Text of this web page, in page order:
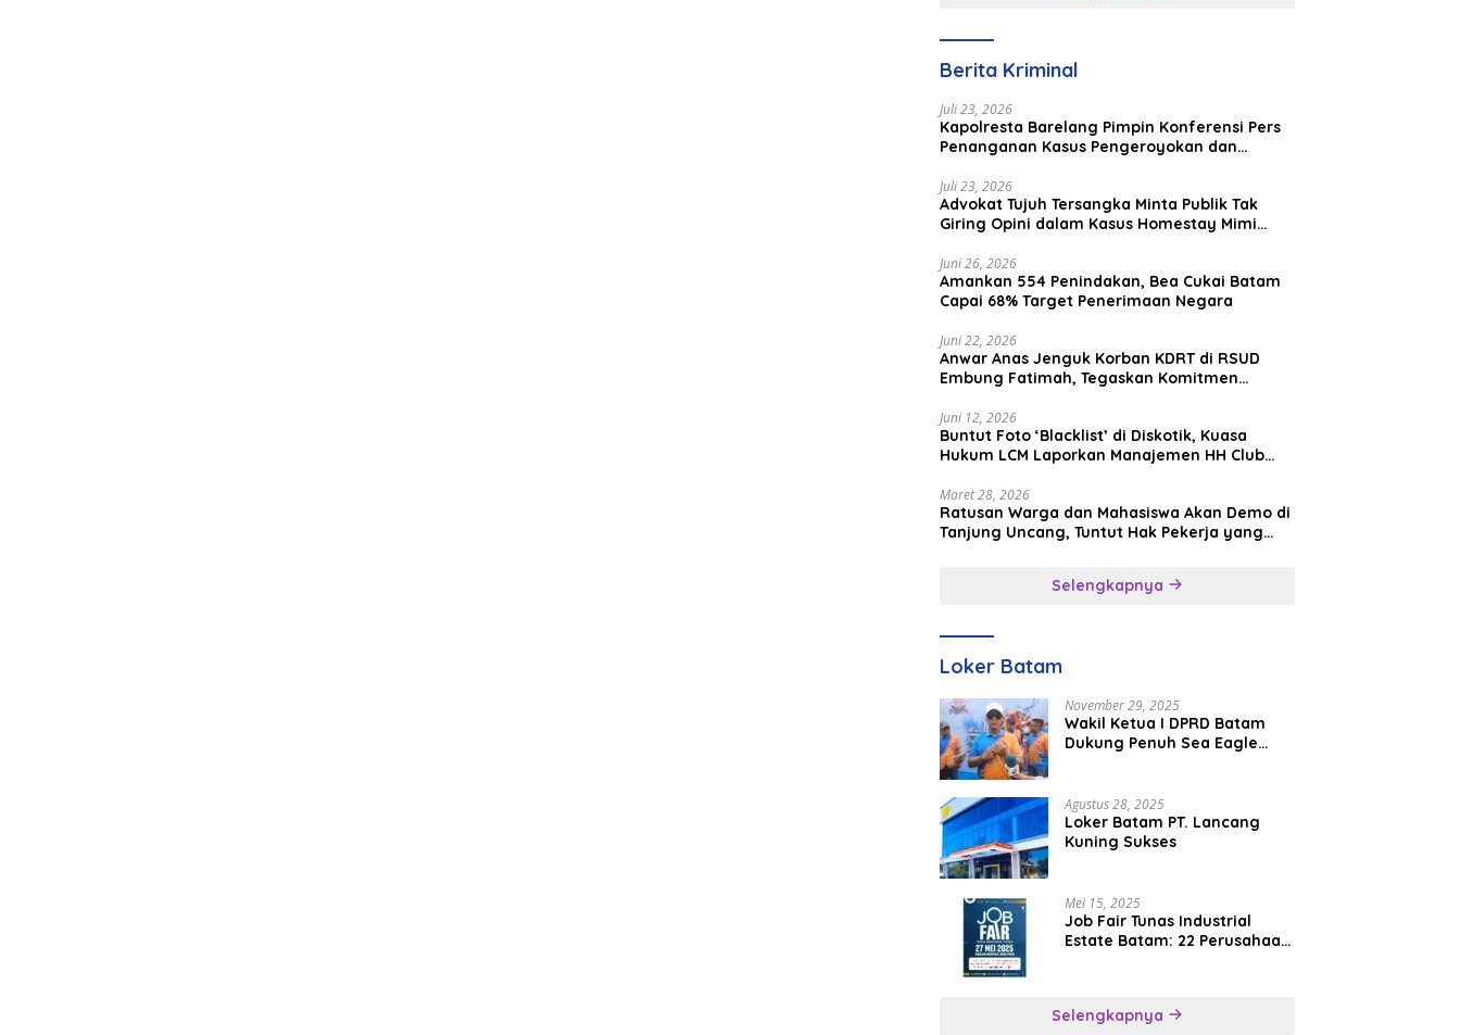
Berita Kriminal
Juli 23, 2026
Kapolresta Barelang Pimpin Konferensi Pers
Penanganan Kasus Pengeroyokan dan
Juli 23, 2026
Advokat Tujuh Tersangka Minta Publik Tak
Giring Opini dalam Kasus Homestay Mimi
Juni 26, 2026
Amankan 554 Penindakan, Bea Cukai Batam
Capai 68% Target Penerimaan Negara
Juni 22, 2026
Anwar Anas Jenguk Korban KDRT di RSUD
Embung Fatimah, Tegaskan Komitmen
Juni 12, 2026
Buntut Foto ‘Blacklist’ di Diskotik, Kuasa
Hukum LCM Laporkan Manajemen HH Club
Maret 28, 2026
Ratusan Warga dan Mahasiswa Akan Demo di
Tanjung Uncang, Tuntut Hak Pekerja yang
Selengkapnya
Loker Batam
November 29, 2025
Wakil Ketua I DPRD Batam
Dukung Penuh Sea Eagle
Agustus 28, 2025
Loker Batam PT. Lancang
Kuning Sukses
Mei 15, 2025
Job Fair Tunas Industrial
Estate Batam: 22 Perusahaan
Selengkapnya